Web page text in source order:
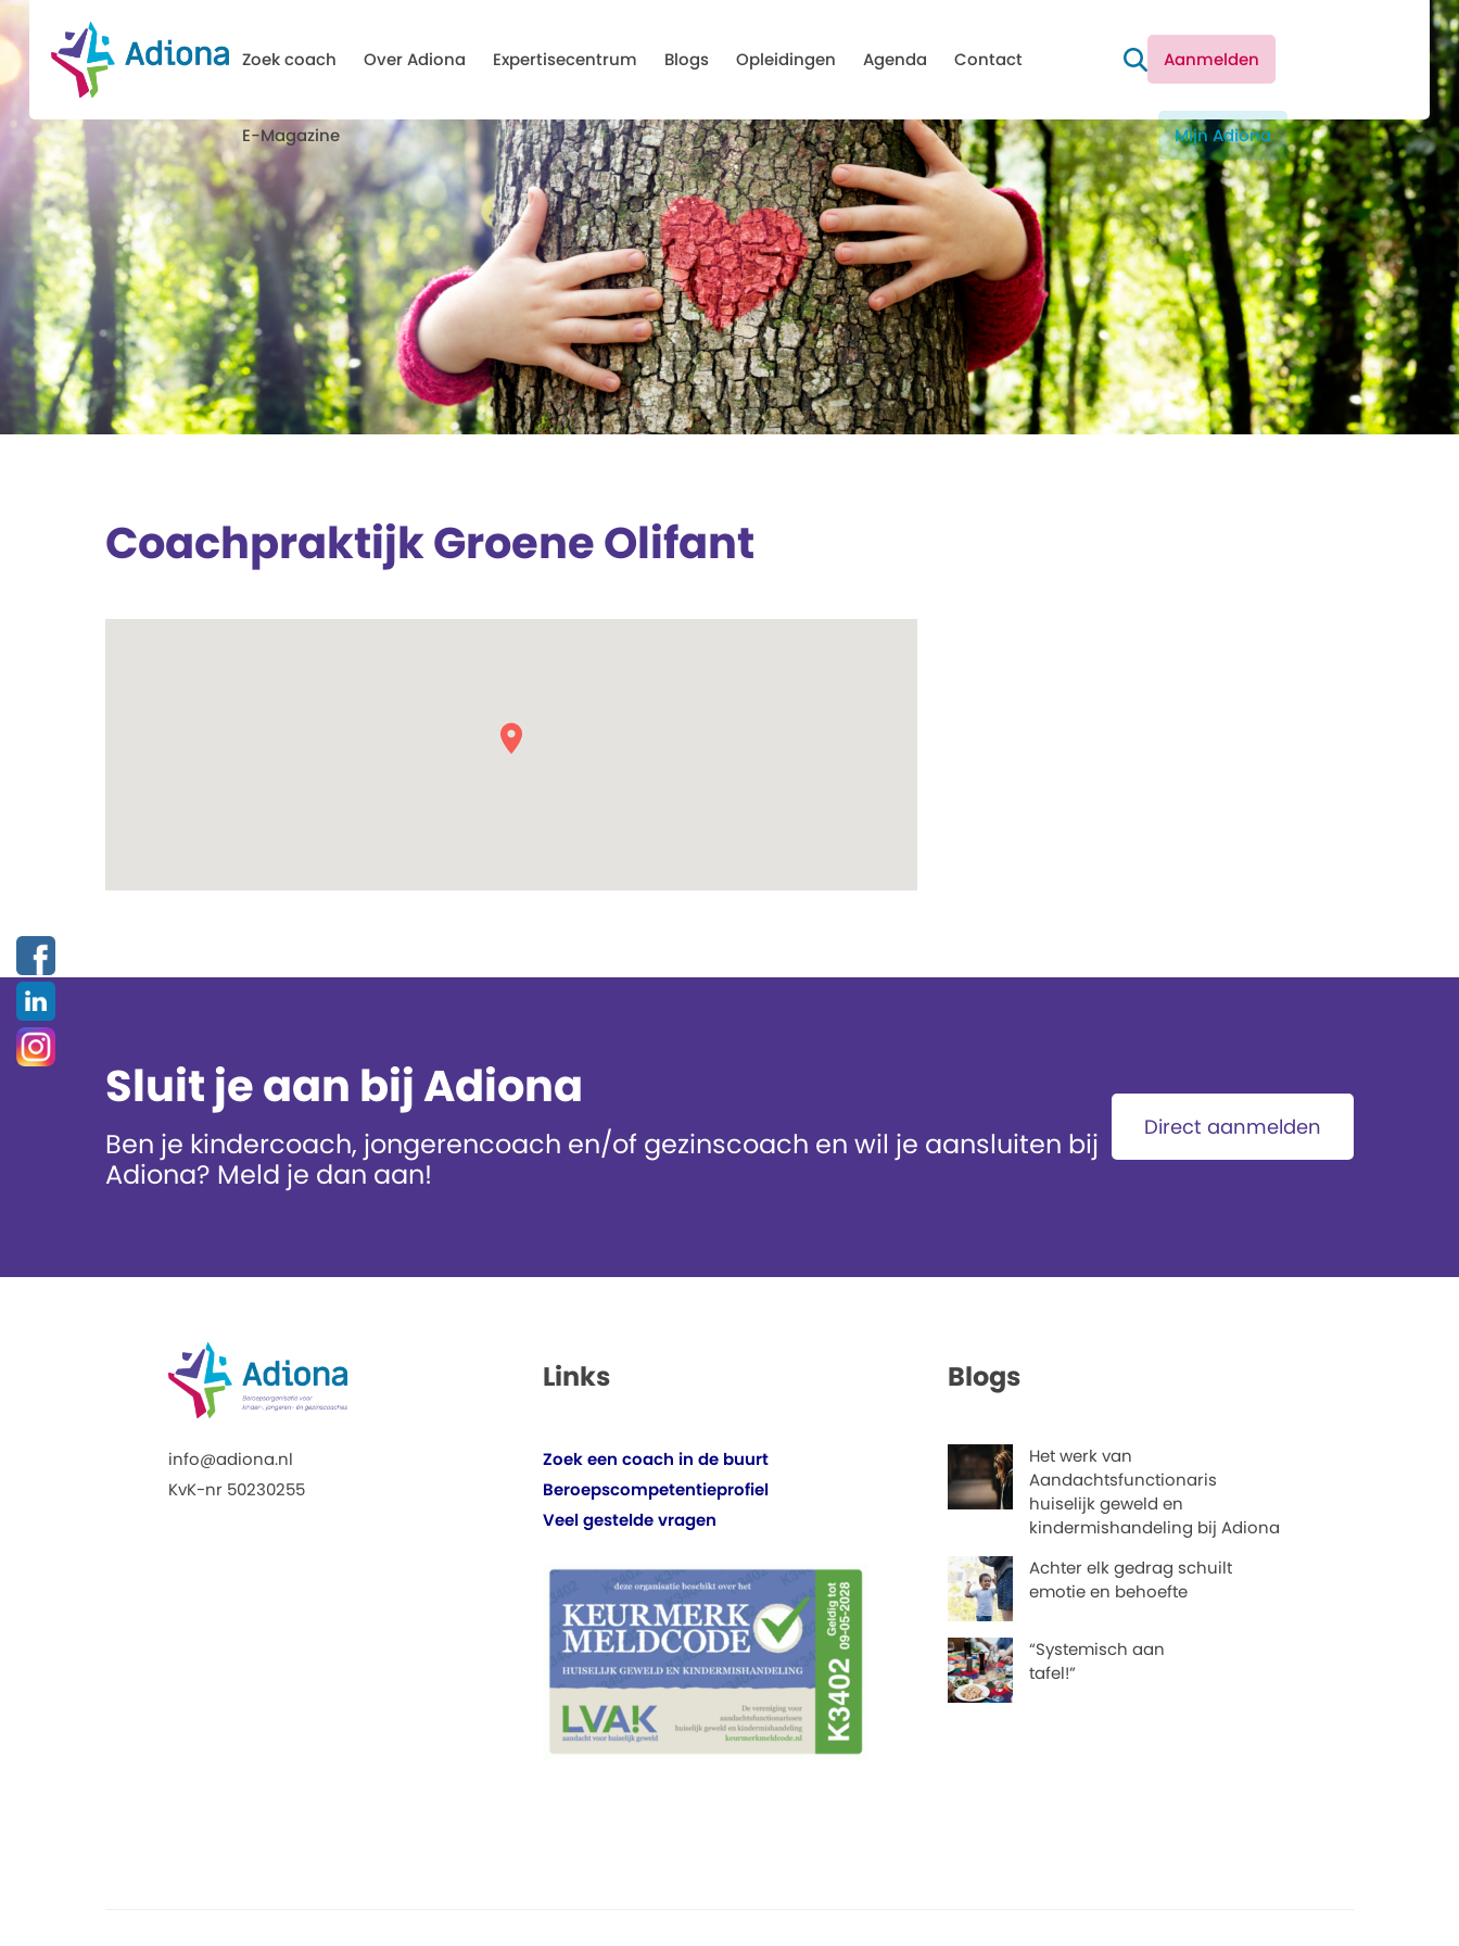
Zoek coach Over Adiona Expertisecentrum Blogs Opleidingen Agenda Contact
E-Magazine
Aanmelden
Mijn Adiona
Coachpraktijk Groene Olifant
Sluit je aan bij Adiona
Ben je kindercoach, jongerencoach en/of gezinscoach en wil je aansluiten bij
Adiona? Meld je dan aan!
Direct aanmelden
info@adiona.nl
KvK-nr 50230255
Links
Zoek een coach in de buurt
Beroepscompetentieprofiel
Veel gestelde vragen
Blogs
Het werk van
Aandachtsfunctionaris
huiselijk geweld en
kindermishandeling bij Adiona
Achter elk gedrag schuilt
emotie en behoefte
“Systemisch aan
tafel!”